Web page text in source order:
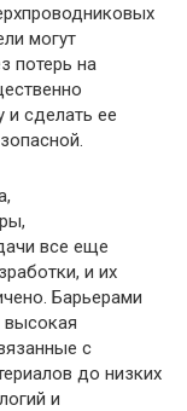
могут
потерь на
и сделать ее
все еще
и их
Барьерами
высокая
с
до низких
и